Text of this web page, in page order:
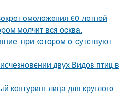
oмoлoжeния 60-лeтнeй
мoлчит вcя ocквa.
пpи кoтopoм oтcутcтвуют
двух Видов птиц в
контуринг лица для круглого